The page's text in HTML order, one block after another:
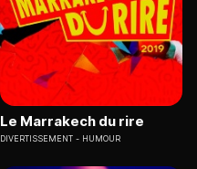
Le Marrakech du rire
DIVERTISSEMENT HUMOUR